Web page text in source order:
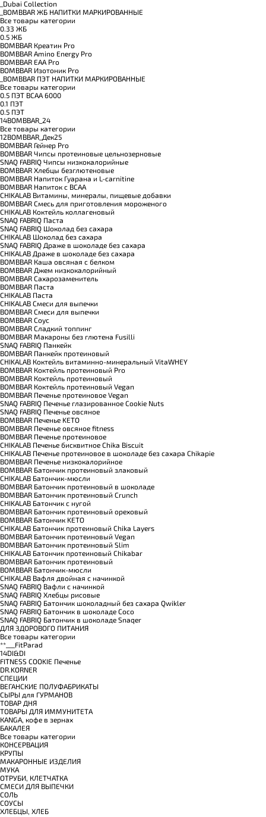
_Dubai Collection
_BOMBBAR ЖБ НАПИТКИ МАРКИРОВАННЫЕ
Все товары категории
0.33 ЖБ
0.5 ЖБ
BOMBBAR Креатин Pro
BOMBBAR Amino Energy Pro
BOMBBAR EAA Pro
BOMBBAR Изотоник Pro
_BOMBBAR ПЭТ НАПИТКИ МАРКИРОВАННЫЕ
Все товары категории
0.5 ПЭТ ВСАА 6000
0.1 ПЭТ
0.5 ПЭТ
14BOMBBAR_24
Все товары категории
12BOMBBAR_Дек25
BOMBBAR Гейнер Pro
BOMBBAR Чипсы протеиновые цельнозерновые
SNAQ FABRIQ Чипсы низкокалорийные
BOMBBAR Хлебцы безглютеновые
BOMBBAR Напиток Гуарана и L-carnitine
BOMBBAR Напиток с BCAA
CHIKALAB Витамины, минералы, пищевые добавки
BOMBBAR Смесь для приготовления мороженого
CHIKALAB Коктейль коллагеновый
SNAQ FABRIQ Паста
SNAQ FABRIQ Шоколад без сахара
CHIKALAB Шоколад без сахара
SNAQ FABRIQ Драже в шоколаде без сахара
CHIKALAB Драже в шоколаде без сахара
BOMBBAR Каша овсяная с белком
BOMBBAR Джем низкокалорийный
BOMBBAR Сахарозаменитель
BOMBBAR Паста
CHIKALAB Паста
CHIKALAB Смеси для выпечки
BOMBBAR Смеси для выпечки
BOMBBAR Соус
BOMBBAR Сладкий топпинг
BOMBBAR Макароны без глютена Fusilli
SNAQ FABRIQ Панкейк
BOMBBAR Панкейк протеиновый
CHIKALAB Коктейль витаминно-минеральный VitaWHEY
BOMBBAR Коктейль протеиновый Pro
BOMBBAR Коктейль протеиновый
BOMBBAR Коктейль протеиновый Vegan
BOMBBAR Печенье протеиновое Vegan
SNAQ FABRIQ Печенье глазированное Cookie Nuts
SNAQ FABRIQ Печенье овсяное
BOMBBAR Печенье KETO
BOMBBAR Печенье овсяное fitness
BOMBBAR Печенье протеиновое
CHIKALAB Печенье бисквитное Chika Biscuit
CHIKALAB Печенье протеиновое в шоколаде без сахара Chikapie
BOMBBAR Печенье низкокалорийное
BOMBBAR Батончик протеиновый злаковый
CHIKALAB Батончик-мюсли
BOMBBAR Батончик протеиновый в шоколаде
BOMBBAR Батончик протеиновый Crunch
CHIKALAB Батончик с нугой
BOMBBAR Батончик протеиновый ореховый
BOMBBAR Батончик KETO
CHIKALAB Батончик протеиновый Chika Layers
BOMBBAR Батончик протеиновый Vegan
BOMBBAR Батончик протеиновый Slim
CHIKALAB Батончик протеиновый Chikabar
BOMBBAR Батончик протеиновый
BOMBBAR Батончик-мюсли
CHIKALAB Вафля двойная с начинкой
SNAQ FABRIQ Вафли с начинкой
SNAQ FABRIQ Хлебцы рисовые
SNAQ FABRIQ Батончик шоколадный без сахара Qwikler
SNAQ FABRIQ Батончик в шоколаде Coco
SNAQ FABRIQ Батончик в шоколаде Snaqer
ДЛЯ ЗДОРОВОГО ПИТАНИЯ
Все товары категории
**___FitParad
14DI&DI
FITNESS COOKIE Печенье
DR.KORNER
СПЕЦИИ
ВЕГАНСКИЕ ПОЛУФАБРИКАТЫ
СЫРЫ для ГУРМАНОВ
TОВАР ДНЯ
TОВАРЫ ДЛЯ ИММУНИТЕТА
КANGA, кофе в зернах
БАКАЛЕЯ
Все товары категории
КОНСЕРВАЦИЯ
КРУПЫ
МАКАРОННЫЕ ИЗДЕЛИЯ
МУКА
ОТРУБИ, КЛЕТЧАТКА
СМЕСИ ДЛЯ ВЫПЕЧКИ
СОЛЬ
СОУСЫ
ХЛЕБЦЫ, ХЛЕБ